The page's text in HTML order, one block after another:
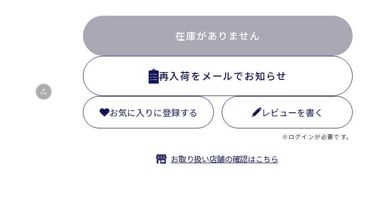
在庫がありません
再入荷をメールでお知らせ
お気に入りに登録する レビューを書く
※ログインが必要です。
お取り扱い店舗の確認はこちら